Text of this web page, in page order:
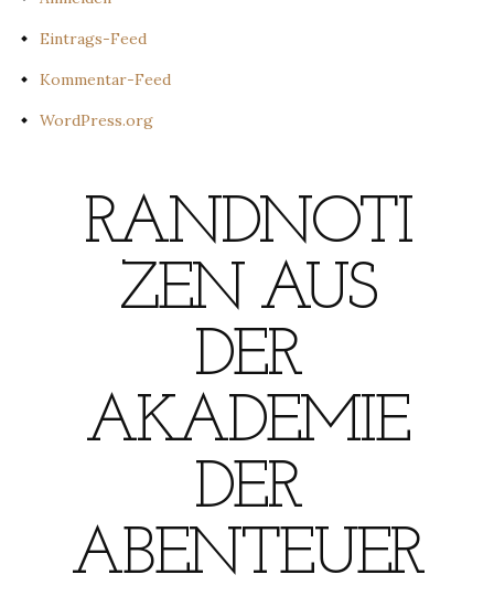
Eintrags-Feed
Kommentar-Feed
WordPress.org
RANDNOTI
ZEN AUS
DER
AKADEMIE
DER
ABENTEUER